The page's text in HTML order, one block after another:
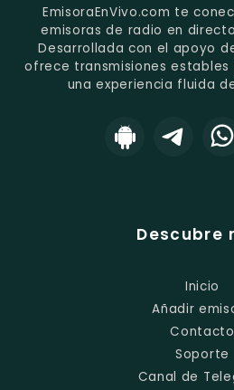
EmisoraEnVivo.com te
emisoras de radio en
Desarrollada con el apoyo
ofrece transmisiones
una experiencia fluida
Descubre
Inicio
Añadir
Contacto
Soporte
Canal de